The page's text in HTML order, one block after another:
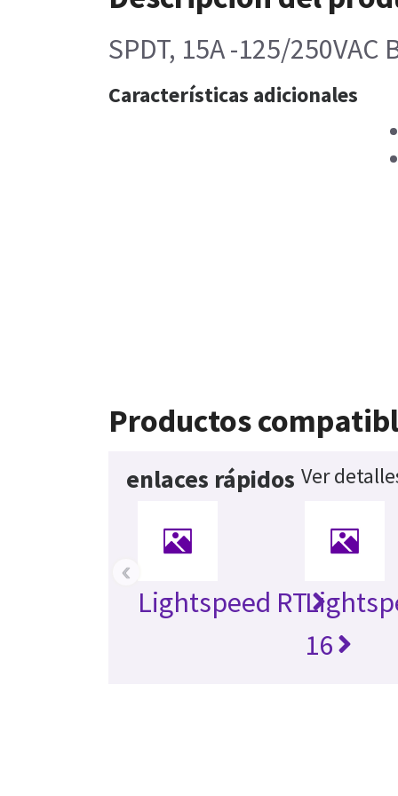
SPDT, 15A -125/250VAC
Características adicionales
Productos
enlaces rápidos Ver
Lightspeed RT
16
‹